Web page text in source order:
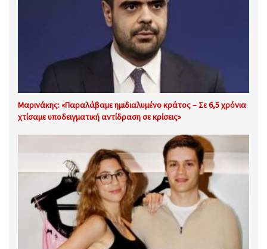
Μαρινάκης: «Παραλάβαμε ημιδιαλυμένο κράτος – Σε 6,5 χρόνια
χτίσαμε υποδειγματική αντίδραση σε κρίσεις»